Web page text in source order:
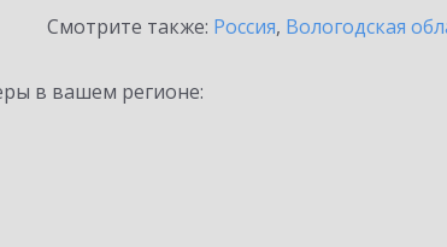
Смотрите также: Россия, Вологодская
в вашем регионе: